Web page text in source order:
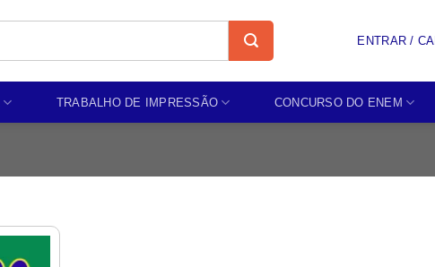
ENTRAR /
TRABALHO DE IMPRESSÃO CONCURSO DO ENEM